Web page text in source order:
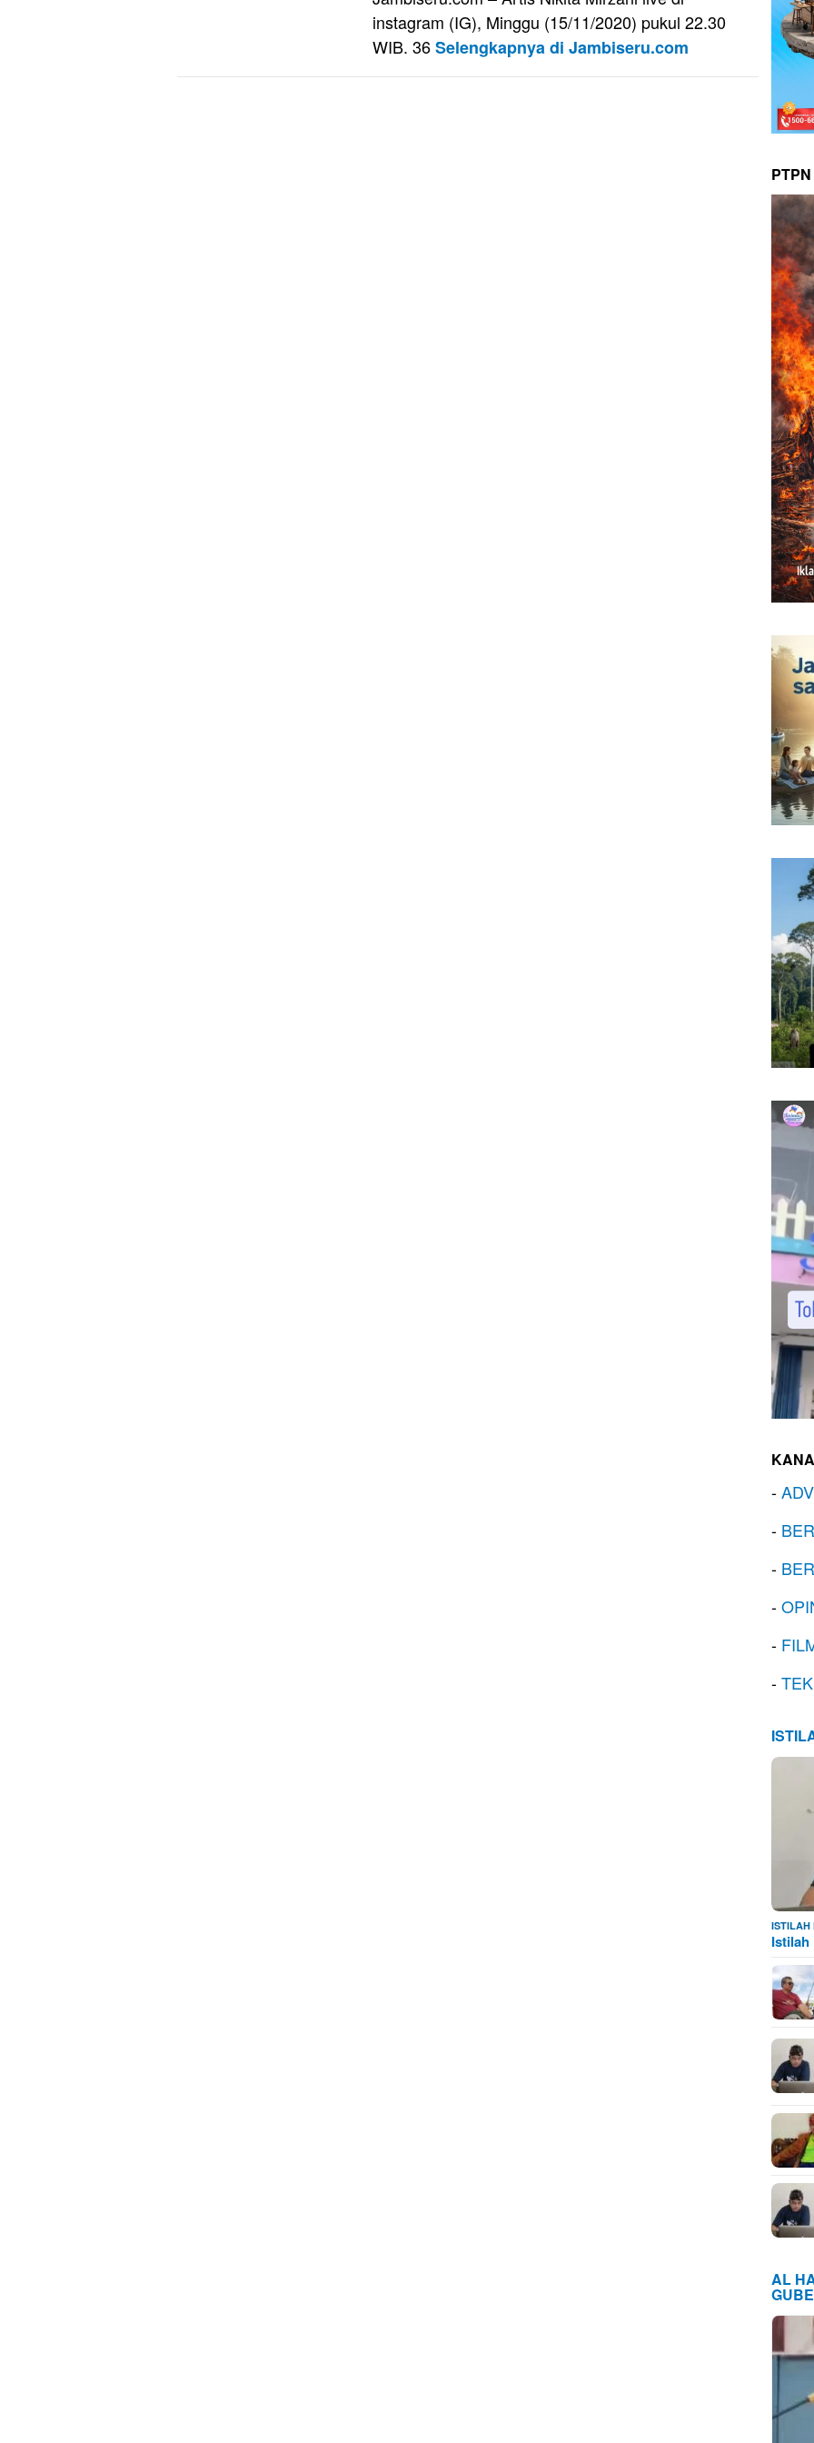
instagram (IG), Minggu (15/11/2020) pukul 22.30
WIB. 36Selengkapnya di Jambiseru.com
-
-
-
-
-
-
ISTILAH
Istilah
AL